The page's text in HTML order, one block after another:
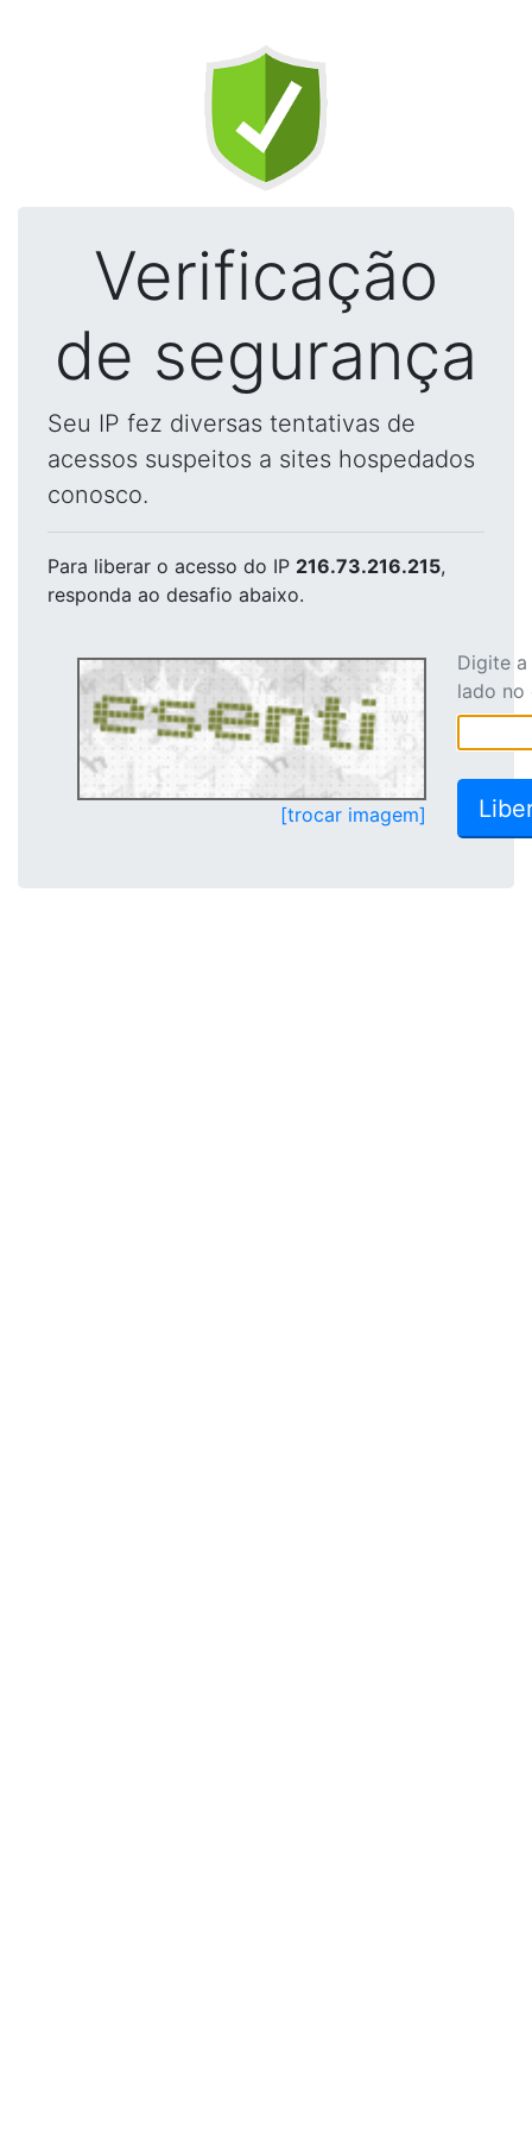
Verificação
de segurança
Seu IP fez diversas tentativas de
acessos suspeitos a sites hospedados
conosco.
Para liberar o acesso do IP 216.73.216.215,
responda ao desafio abaixo.
[trocar imagem]
Digite
lado no